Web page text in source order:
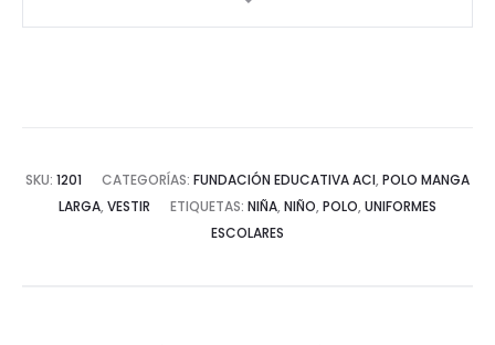
SKU: 1201 CATEGORÍAS: FUNDACIÓN EDUCATIVA ACI, POLO MANGA
LARGA, VESTIR ETIQUETAS: NIÑA, NIÑO, POLO, UNIFORMES
ESCOLARES